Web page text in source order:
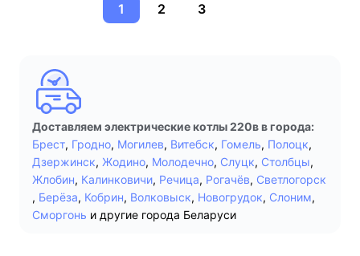
1 2 3
Доставляем электрические котлы 220в в города:
Брест, Гродно, Могилев, Витебск, Гомель, Полоцк,
Дзержинск, Жодино, Молодечно, Слуцк, Столбцы,
Жлобин, Калинковичи, Речица, Рогачёв, Светлогорск
, Берёза, Кобрин, Волковыск, Новогрудок, Слоним,
Сморгонь и другие города Беларуси